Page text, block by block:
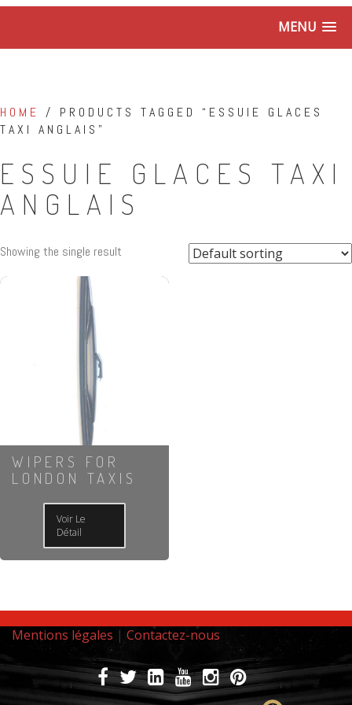
MENU
HOME / PRODUCTS TAGGED “ESSUIE GLACES
TAXI ANGLAIS”
ESSUIE GLACES TAXI
ANGLAIS
Showing the single result
WIPERS FOR
LONDON TAXIS
Voir Le
Détail
Mentions légales | Contactez-nous